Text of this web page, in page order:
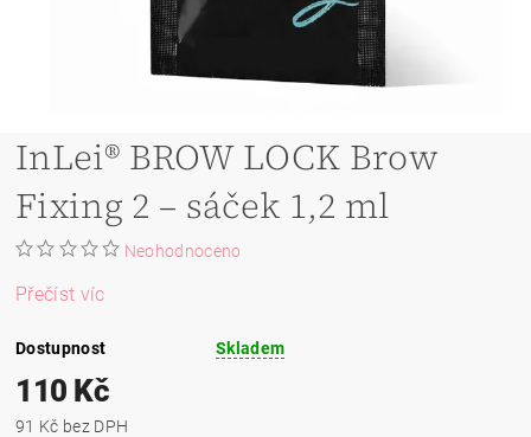
InLei® BROW LOCK Brow
Fixing 2 – sáček 1,2 ml
Neohodnoceno
Přečíst víc
Dostupnost Skladem
110 Kč
91 Kč bez DPH